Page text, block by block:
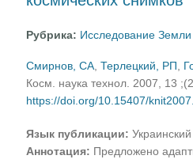
Рубрика: Исследование Земли
Смирнов, СА ,Терлецкий, РП
Косм. наука технол. 2007, 13
https://doi.org/10.15407/
Язык публикации: Украинский
Аннотация: Предложено